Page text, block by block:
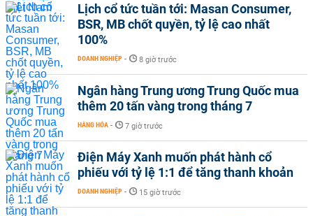
Lịch cổ tức tuần tới: Masan Consumer,
BSR, MB chốt quyền, tỷ lệ cao nhất
100%
DOANH NGHIỆP - 8 giờ trước
Ngân hàng Trung ương Trung Quốc mua
thêm 20 tấn vàng trong tháng 7
HÀNG HÓA - 7 giờ trước
Điện Máy Xanh muốn phát hành cổ
phiếu với tỷ lệ 1:1 để tăng thanh khoản
DOANH NGHIỆP - 15 giờ trước